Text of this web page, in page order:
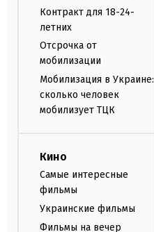
Контракт для 18-24-
летних
Отсрочка от
мобилизации
Мобилизация в Украине:
сколько человек
мобилизует ТЦК
Кино
Самые интересные
фильмы
Украинские фильмы
Фильмы на вечер